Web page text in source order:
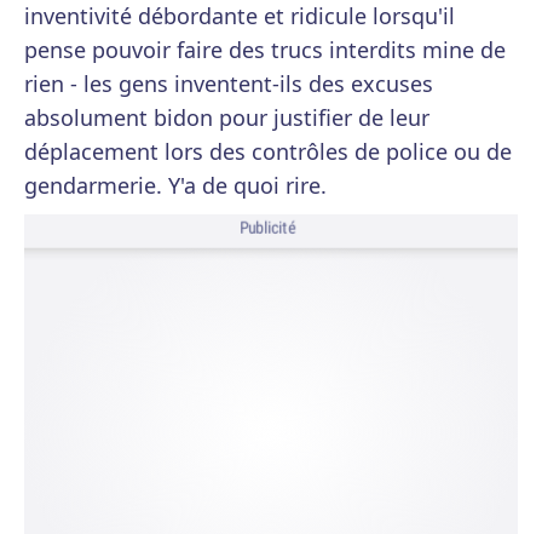
inventivité débordante et ridicule lorsqu'il
pense pouvoir faire des trucs interdits mine de
rien - les gens inventent-ils des excuses
absolument bidon pour justifier de leur
déplacement lors des contrôles de police ou de
gendarmerie. Y'a de quoi rire.
Publicité